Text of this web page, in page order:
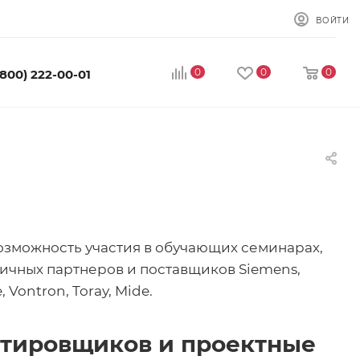
ВОЙТИ
222-00-01 0 0 0
участия в обучающих семинарах,
партнеров и поставщиков Siemens,
Vontron, Toray, Mide.
и проектные